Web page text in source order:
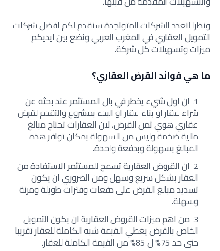
ونظرا لتعدد الشركات المتواجدة سنقدم لكم افضل شركات
التمويل العقاري في المغرب العربي ونضع بين ايديكم
ميزات وتسهيلات كل شركة.
ما هي فوائد القرض العقاري؟
ان اول شيء يخطر في بال المستثمر عند بحثه عن
شراء عقار او بناء عقار او البدء بمشروع والتقدم لقرض
عقاري هوي ثمن القرض، لان العقارات تحتاج مبالغ
مالية ضخمة وليس من السهولة بمكان توافر هذه
المبالغ بسهولة وبدفعة واحدة.
ان القروض العقارية تسمح للمستثمر الاستفادة من
العقار بشكل سريع وسهل ومن الضروري ان يكون
تسديد مبالغ القرض على دفعات وفترات طويلة ومرنة
وسهلة.
من اهم ميزات القروض العقارية ان يكون التمويل
الخاص بالقرض يغطي القيمة شبه الكاملة للعقار تقريبا
حتى حد 75% ل 85% من القيمة الكاملة للعقار.